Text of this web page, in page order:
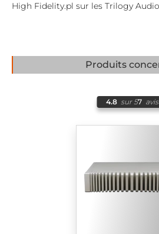
High Fidelity.pl sur les Trilogy
Produits
4.8 sur 57 avis